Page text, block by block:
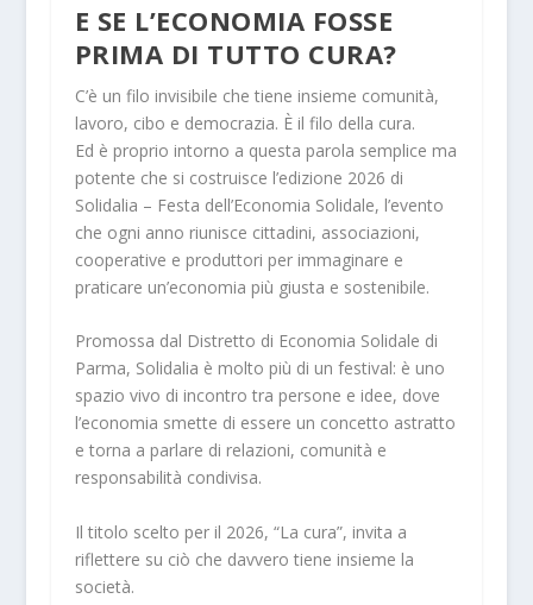
E SE L’ECONOMIA FOSSE
PRIMA DI TUTTO CURA?
C’è un filo invisibile che tiene insieme comunità,
lavoro, cibo e democrazia. È il filo della cura.
Ed è proprio intorno a questa parola semplice ma
potente che si costruisce l’edizione 2026 di
Solidalia – Festa dell’Economia Solidale, l’evento
che ogni anno riunisce cittadini, associazioni,
cooperative e produttori per immaginare e
praticare un’economia più giusta e sostenibile.
Promossa dal Distretto di Economia Solidale di
Parma, Solidalia è molto più di un festival: è uno
spazio vivo di incontro tra persone e idee, dove
l’economia smette di essere un concetto astratto
e torna a parlare di relazioni, comunità e
responsabilità condivisa.
Il titolo scelto per il 2026, “La cura”, invita a
riflettere su ciò che davvero tiene insieme la
società.